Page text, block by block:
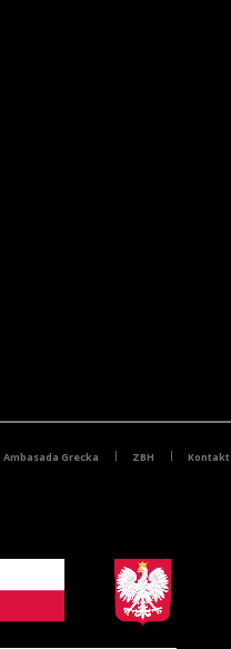
Ambasada Grecka ZBH Kontakt